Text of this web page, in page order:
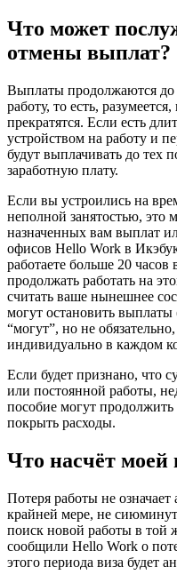
Что может
отмены выплат?
Выплаты продолжаются до
работу, то есть,
прекратятся. Если есть
устройством на работу и
будут выплачивать до тех
заработную плату.
Если вы устроились на
неполной занятостью, это
назначенных вам выплат
офисов Hello Work в
работаете больше 20
продолжать работать на
считать ваше нынешнее
могут остановить
“могут”, но не
индивидуально в каждом
Если будет признано, что
или постоянной работы,
пособие могут
покрыть расходы.
Что насчёт моей
Потеря работы не
крайней мере, не
поиск новой работы в той
сообщили Hello Work о
этого периода виза будет